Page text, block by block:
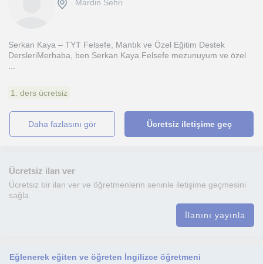
Mardin Sehri
Serkan Kaya – TYT Felsefe, Mantık ve Özel Eğitim Destek
DersleriMerhaba, ben Serkan Kaya.Felsefe mezunuyum ve özel
1. ders ücretsiz
daha fazlasını gör Ücretsiz iletişime geç
Ücretsiz ilan ver
Ücretsiz bir ilan ver ve öğretmenlerin seninle iletişime geçmesini
sağla
İlanını yayınla
Eğlenerek eğiten ve öğreten İngilizce öğretmeni